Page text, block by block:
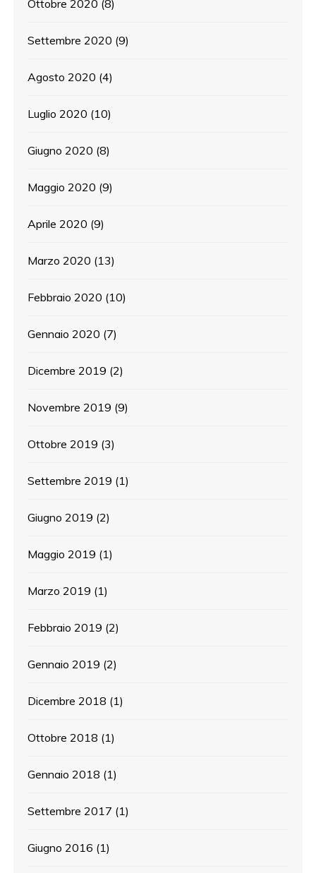
Ottobre 2020 (8)
Settembre 2020 (9)
Agosto 2020 (4)
Luglio 2020 (10)
Giugno 2020 (8)
Maggio 2020 (9)
Aprile 2020 (9)
Marzo 2020 (13)
Febbraio 2020 (10)
Gennaio 2020 (7)
Dicembre 2019 (2)
Novembre 2019 (9)
Ottobre 2019 (3)
Settembre 2019 (1)
Giugno 2019 (2)
Maggio 2019 (1)
Marzo 2019 (1)
Febbraio 2019 (2)
Gennaio 2019 (2)
Dicembre 2018 (1)
Ottobre 2018 (1)
Gennaio 2018 (1)
Settembre 2017 (1)
Giugno 2016 (1)